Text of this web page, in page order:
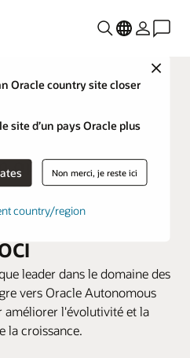
Close
Oracle country site closer
site d’un pays Oracle plus
States Non merci, je reste ici
country/region
optimise son
un service et
excellentes avec
leader dans le domaine des
vers Oracle Autonomous
améliorer l'évolutivité et la
la croissance.